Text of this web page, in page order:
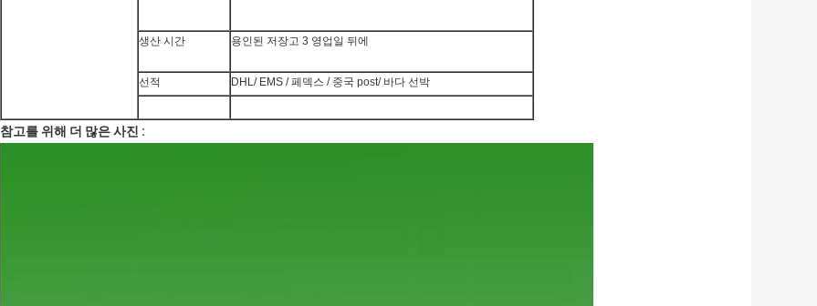
생산 시간 용인된 저장고 3 영업일 뒤에
선적 DHL/ EMS / 페덱스 / 중국 post/ 바다 선박
참고를 위해 더 많은 사진 :